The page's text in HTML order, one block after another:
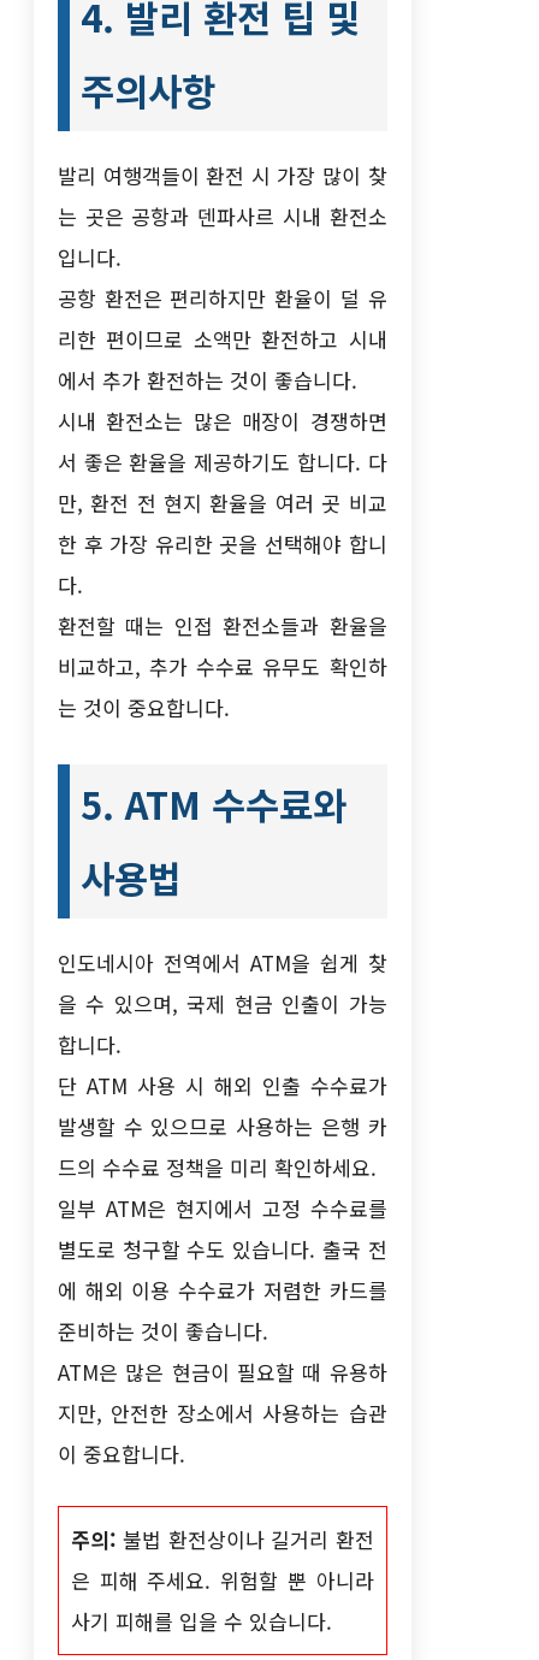
4. 발리 환전 팁 및
주의사항
발리 여행객들이 환전 시 가장 많이 찾
는 곳은 공항과 덴파사르 시내 환전소
입니다.
공항 환전은 편리하지만 환율이 덜 유
리한 편이므로 소액만 환전하고 시내
에서 추가 환전하는 것이 좋습니다.
시내 환전소는 많은 매장이 경쟁하면
서 좋은 환율을 제공하기도 합니다. 다
만, 환전 전 현지 환율을 여러 곳 비교
한 후 가장 유리한 곳을 선택해야 합니
다.
환전할 때는 인접 환전소들과 환율을
비교하고, 추가 수수료 유무도 확인하
는 것이 중요합니다.
5. ATM 수수료와
사용법
인도네시아 전역에서 ATM을 쉽게 찾
을 수 있으며, 국제 현금 인출이 가능
합니다.
단 ATM 사용 시 해외 인출 수수료가
발생할 수 있으므로 사용하는 은행 카
드의 수수료 정책을 미리 확인하세요.
일부 ATM은 현지에서 고정 수수료를
별도로 청구할 수도 있습니다. 출국 전
에 해외 이용 수수료가 저렴한 카드를
준비하는 것이 좋습니다.
ATM은 많은 현금이 필요할 때 유용하
지만, 안전한 장소에서 사용하는 습관
이 중요합니다.
주의: 불법 환전상이나 길거리 환전
은 피해 주세요. 위험할 뿐 아니라
사기 피해를 입을 수 있습니다.